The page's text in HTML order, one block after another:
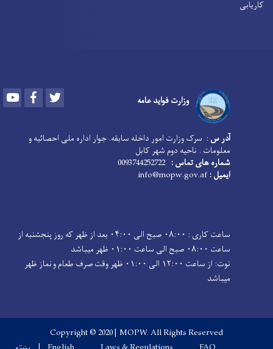
کاریابی
وزارت فواید عامه Youtube Facebook
آدر س : سرک وزارت امور داخله سابقه. جوار اداره ملی احصائیه و
معلومات . ناحیه دوم شهر کابل
شماره های تماس : 0093744252722
ایمیل :
ساعت کاری : ۰۸:۰۰ صبح الی ۰۴:۰۰ بعد از ظهر که روز پنجشنبه از
ساعت ۰۸:۰۰ صبح الی ساعت ۰۱:۰۰ ظهر میباشد
نوت: از ساعت ۱۲:۰۰ الی ۰۱:۰۰ ظهر وقت صرف طعام و نماز ظهر
میباشد
Copyright © 2020 | MOPW. All Rights Reserved